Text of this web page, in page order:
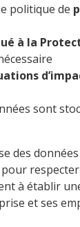
politique de
à la
sont
des
respecter
à établir
et ses